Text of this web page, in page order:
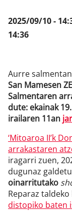
2025/09/10 -
14:36
Aurre salmentan
San Mamesen
Salmentaren
dute: ekainak
irailaren 11an
‘Mitoaroa II’k
arrakastaren
iragarri zuen,
dugunaz
oinarritutako
Reparaz
distopiko baten